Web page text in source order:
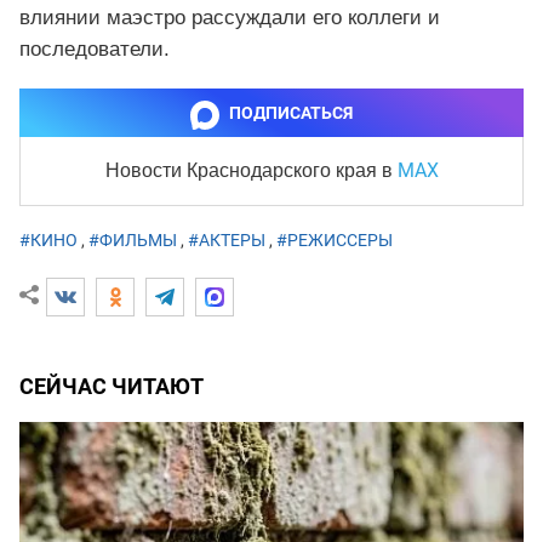
влиянии маэстро рассуждали его коллеги и
последователи.
ПОДПИСАТЬСЯ
Новости Краснодарского края в MAX
#КИНО , #ФИЛЬМЫ , #АКТЕРЫ , #РЕЖИССЕРЫ
СЕЙЧАС ЧИТАЮТ